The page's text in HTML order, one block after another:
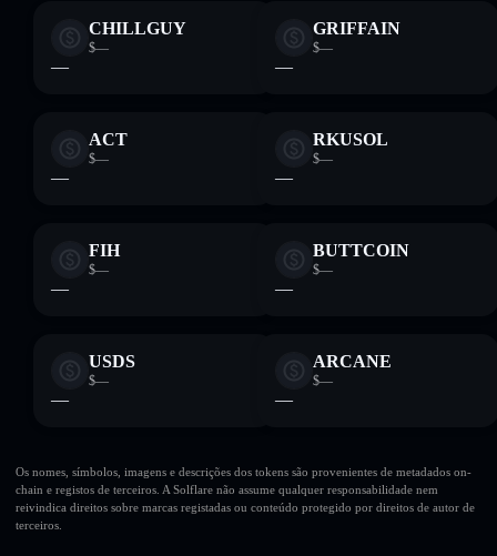
CHILLGUY
$—
—
GRIFFAIN
$—
—
ACT
$—
—
RKUSOL
$—
—
FIH
$—
—
BUTTCOIN
$—
—
USDS
$—
—
ARCANE
$—
—
Os nomes, símbolos, imagens e descrições dos tokens são provenientes de metadados on-
chain e registos de terceiros. A Solflare não assume qualquer responsabilidade nem
reivindica direitos sobre marcas registadas ou conteúdo protegido por direitos de autor de
terceiros.